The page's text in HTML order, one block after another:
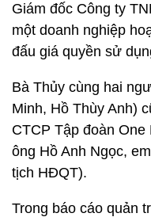
Giám đốc Công ty
một doanh nghiệp
đấu giá quyền sử
Bà Thủy cùng hai
Minh, Hồ Thùy Anh)
CTCP Tập đoàn
ông Hồ Anh Ngọc,
tịch HĐQT).
Trong báo cáo quản